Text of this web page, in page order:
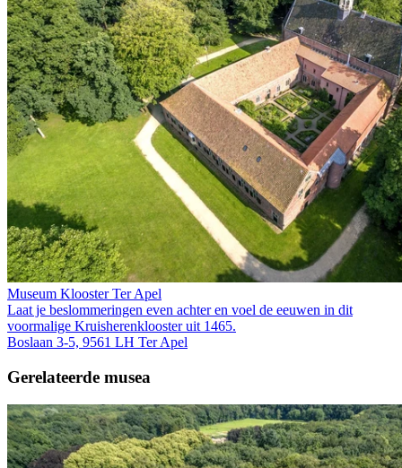
Museum Klooster Ter Apel
Laat je beslommeringen even achter en voel de eeuwen in dit
voormalige Kruis­heren­klooster uit 1465.
Boslaan 3-5, 9561 LH Ter Apel
Gerelateerde musea